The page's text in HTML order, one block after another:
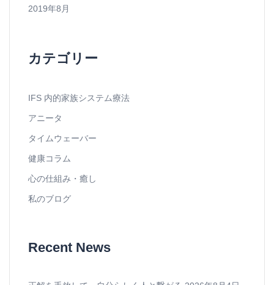
2019年8月
カテゴリー
IFS 内的家族システム療法
アニータ
タイムウェーバー
健康コラム
心の仕組み・癒し
私のブログ
Recent News